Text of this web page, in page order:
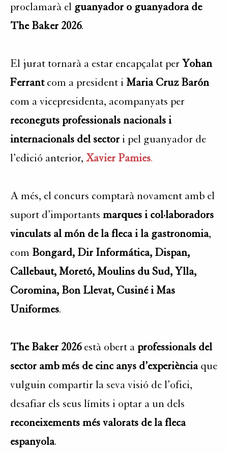
proclamarà el guanyador o guanyadora de
The Baker 2026.
El jurat tornarà a estar encapçalat per Yohan
Ferrantcom a president i Maria Cruz Barón
com a vicepresidenta, acompanyats per
reconeguts professionals nacionals i
internacionals del sector i pel guanyador de
l’edició anterior, Xavier Pamies.
A més, el concurs comptarà novament amb el
suport d’importants marques i col·laboradors
vinculats al món de la fleca i la gastronomia,
com Bongard, Dir Informática, Dispan,
Callebaut, Moretó, Moulins du Sud, Ylla,
Coromina, Bon Llevat, Cusiné i Mas
Uniformes.
The Baker 2026està obert a professionals del
sector amb més de cinc anys d’experiènciaque
vulguin compartir la seva visió de l’ofici,
desafiar els seus límits i optar a un dels
reconeixements més valorats de la fleca
espanyola.